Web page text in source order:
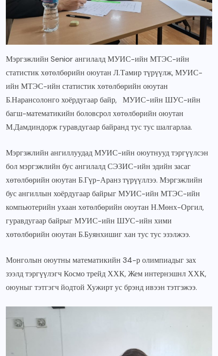
Мэргэжлийн Senior ангилалд МУИС-ийн МТЭС-ийн
статистик хөтөлбөрийн оюутан Л.Тамир түрүүлж, МУИС-
ийн МТЭС-ийн статистик хөтөлбөрийн оюутан
Б.Нарансолонго хоёрдугаар байр, МУИС-ийн ШУС-ийн
багш-математикийн боловсрол хөтөлбөрийн оюутан
М.Дамдиндорж гуравдугаар байранд тус тус шалгарлаа.
Мэргэжлийн ангиллуудад МУИС-ийн оюутнууд тэргүүлсэн
бол мэргэжлийн бус ангилалд СЭЗИС-ийн эдийн засаг
хөтөлбөрийн оюутан Б.Гүр-Аранз түрүүллээ. Мэргэжлийн
бус ангиллын хоёрдугаар байрыг МУИС-ийн МТЭС-ийн
компьютерийн ухаан хөтөлбөрийн оюутан Н.Мөнх-Оргил,
гуравдугаар байрыг МУИС-ийн ШУС-ийн хими
хөтөлбөрийн оюутан Б.Буянхишиг хан тус тус эзэлжээ.
Монголын оюутны математикийн 34-р олимпиадыг зах
зээлд тэргүүлэгч Космо трейд ХХК, Жем интернэшнл ХХК,
оюуныг тэтгэгч йодтой Хужирт ус брэнд ивээн тэтгэжээ.